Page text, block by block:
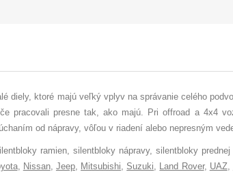
diely, ktoré majú veľký vplyv na správanie celého
pracovali presne tak, ako majú. Pri offroad a 4x4
od nápravy, vôľou v riadení alebo nepresným
ramien, silentbloky nápravy, silentbloky
, Nissan, Jeep, Mitsubishi, Suzuki, Land Rover, UAZ,